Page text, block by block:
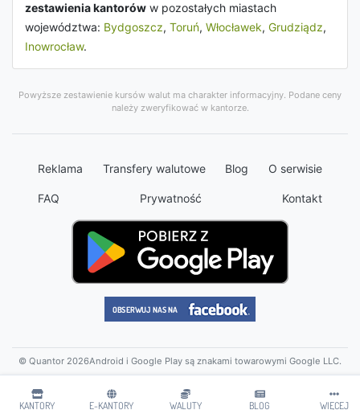
KANTORY E-KANTORY WALUTY BLOG WIĘCEJ
zestawienia kantorów w pozostałych miastach
województwa: Bydgoszcz, Toruń, Włocławek, Grudziądz,
Inowrocław.
Powyższe zestawienie kursów walut ma charakter informacyjny. Podane ceny
należy zweryfikować w kantorze.
Reklama Transfery walutowe Blog O serwisie
FAQ Prywatność Kontakt
© Quantor 2026Android i Google Play są znakami towarowymi Google LLC.